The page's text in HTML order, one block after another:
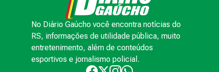
No Diário Gaúcho você encontra notícias do
RS, informações de utilidade pública, muito
entretenimento, além de conteúdos
esportivos e jornalismo policial.